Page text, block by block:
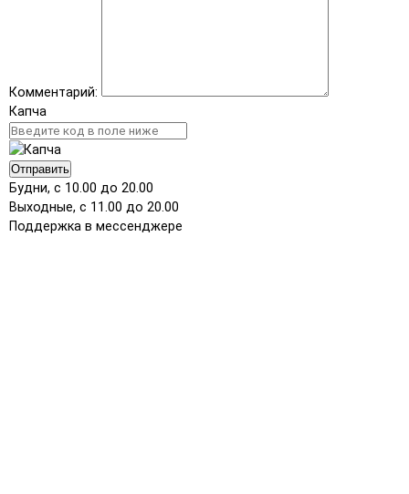
Комментарий:
Капча
Отправить
Будни, с 10.00 до 20.00
Выходные, с 11.00 до 20.00
Поддержка в мессенджере